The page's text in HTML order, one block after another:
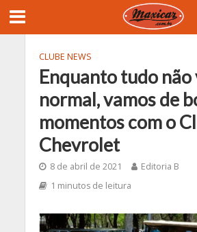
CLUBE NEWS
Enquanto tudo não
normal, vamos de
momentos com o
Chevrolet
8 de abril de 2021
Editoria B
1 minutos de leitura